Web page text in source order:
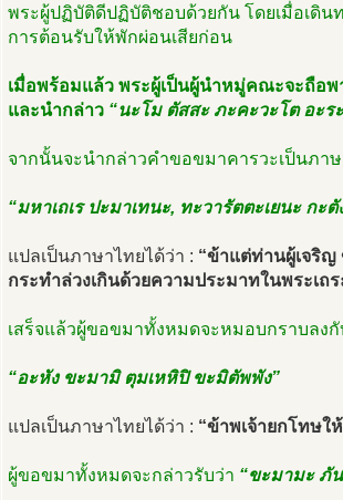
พระผู้ปฏิบัติดีปฏิบัติชอบด้วยกัน โดยเมื่อเดิน
การต้อนรับให้พักผ่อนเสียก่อน
เมื่อพร้อมแล้ว พระผู้เป็นผู้นำหมู่คณะจะถือ
และนำกล่าว “นะโม ตัสสะ ภะคะวะโต อะ
จากนั้นจะนำกล่าวคำขอขมาคารวะเป็นภา
“มหาเถเร ปะมาเทนะ, ทะวารัตตะเยนะ กะ
แปลเป็นภาษาไทยได้ว่า : “ข้าแต่ท่านผู้เจริญ
กระทำล่วงเกินด้วยความประมาทในพระเถร
เสร็จแล้วผู้ขอขมาทั้งหมดจะหมอบกราบลง
“อะหัง ขะมามิ ตุมเหหิปิ ขะมิตัพพัง”
แปลเป็นภาษาไทยได้ว่า : “ข้าพเจ้ายกโทษใ
ผู้ขอขมาทั้งหมดจะกล่าวรับว่า “ขะมามะ ภัน